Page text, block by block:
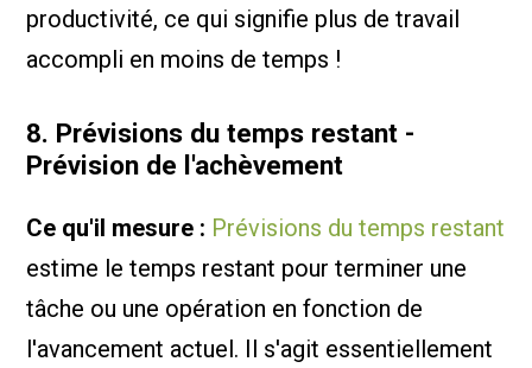
productivité, ce qui signifie plus de travail
accompli en moins de temps !
8. Prévisions du temps restant -
Prévision de l'achèvement
Ce qu'il mesure : Prévisions du temps restant
estime le temps restant pour terminer une
tâche ou une opération en fonction de
l'avancement actuel. Il s'agit essentiellement